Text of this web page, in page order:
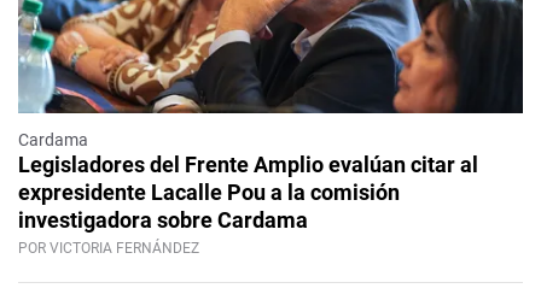
Cardama
Legisladores del Frente Amplio evalúan citar al
expresidente Lacalle Pou a la comisión
investigadora sobre Cardama
POR VICTORIA FERNÁNDEZ